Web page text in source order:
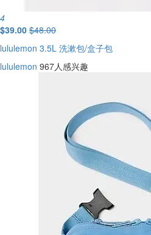
4
$39.00 $48.00
lululemon 3.5L 洗漱包/盒子包
lululemon 967人感兴趣